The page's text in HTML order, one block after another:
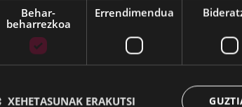
Web mapa Irisgarritasuna
Behar-
beharrezkoa
Errendimendua
XEHETASUNAK ERAKUTSI